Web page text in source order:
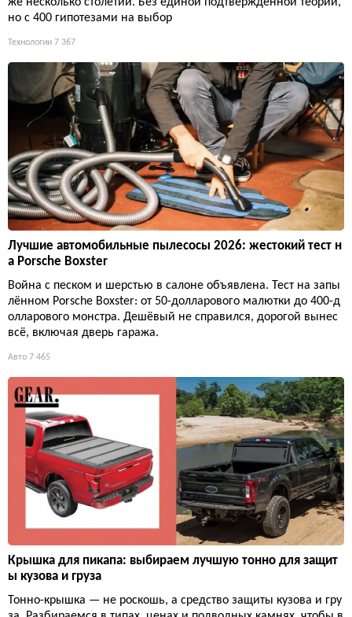
но с 400 гипотезами на выбор
Технологии 7 367
Лучшие автомобильные пылесосы 2026: жестокий тест н
а Porsche Boxster
Война с песком и шерстью в салоне объявлена. Тест на запы
лённом Porsche Boxster: от 50-долларового малютки до 400-д
олларового монстра. Дешёвый не справился, дорогой вынес
всё, включая дверь гаража.
Авто 7 465
Крышка для пикапа: выбираем лучшую тонно для защит
ы кузова и груза
Тонно-крышка — не роскошь, а средство защиты кузова и гру